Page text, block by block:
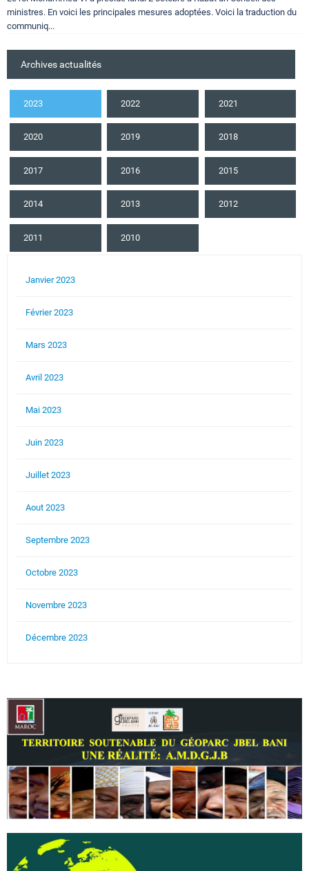
ministres. En voici les principales mesures adoptées. Voici la traduction du
communiq...
Archives actualités
2023 2022 2021
2020 2019 2018
2017 2016 2015
2014 2013 2012
2011 2010
Janvier 2023
Février 2023
Mars 2023
Avril 2023
Mai 2023
Juin 2023
Juillet 2023
Aout 2023
Septembre 2023
Octobre 2023
Novembre 2023
Décembre 2023